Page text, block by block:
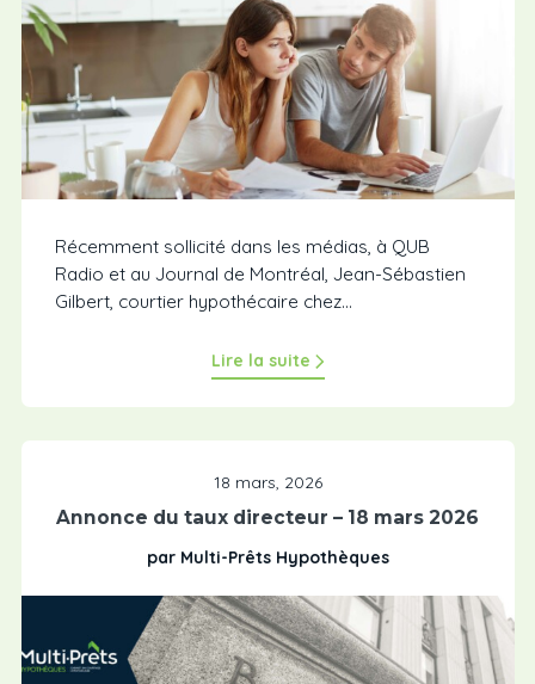
Récemment sollicité dans les médias, à QUB
Radio et au Journal de Montréal, Jean-Sébastien
Gilbert, courtier hypothécaire chez...
Lire la suite
18 mars, 2026
Annonce du taux directeur – 18 mars 2026
par Multi-Prêts Hypothèques